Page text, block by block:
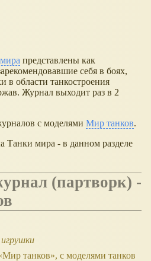
представлены как
себя в боях,
в области танкостроения
Журнал выходит раз в 2
с моделями Мир танков.
Танки мира - в данном разделе
танков», с моделями танков